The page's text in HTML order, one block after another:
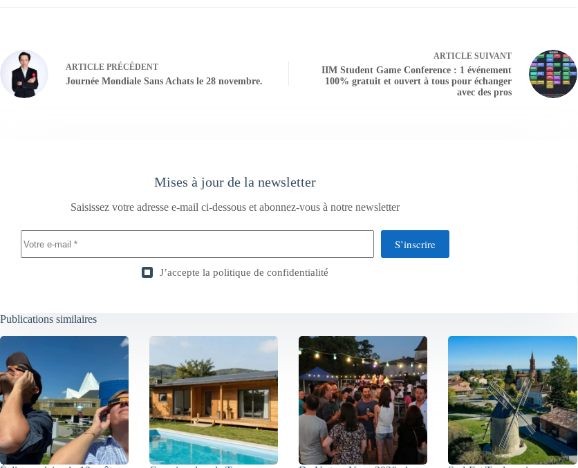
ARTICLE PRÉCÉDENT
Journée Mondiale Sans Achats le 28 novembre.
ARTICLESUIVANT
IIM Student Game Conference : 1 événement
100% gratuit et ouvert à tous pour échanger
avec des pros
Mises à jour de la newsletter
Saisissez votre adresse e-mail ci-dessous et abonnez-vous à notre newsletter
S’inscrire
J’accepte la politique de confidentialité
Publications similaires